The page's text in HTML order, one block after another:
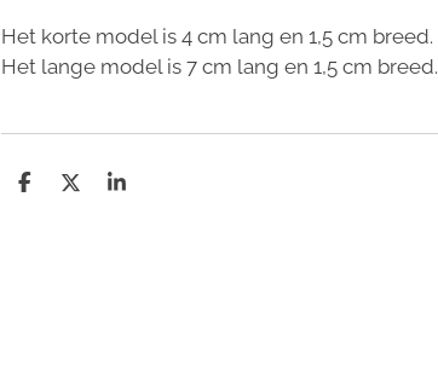
Het korte model is 4 cm lang en 1,5 cm breed.
Het lange model is 7 cm lang en 1,5 cm breed.
D
D
S